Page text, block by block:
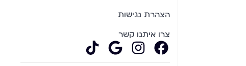
הצהרת נגישות
צרו איתנו קשר